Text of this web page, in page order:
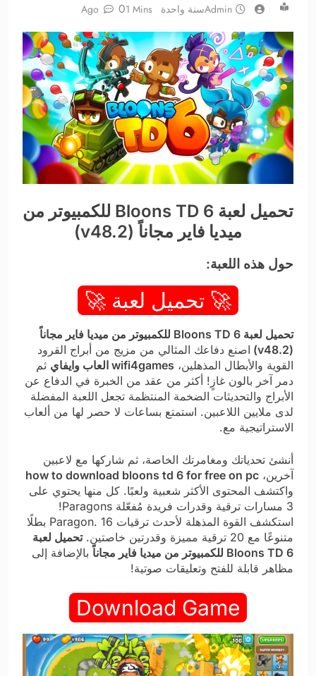
Adminسنة واحدة Ago 01 Mins
تحميل لعبة Bloons TD 6 للكمبيوتر من
ميديا فاير مجاناً (v48.2)
حول هذه اللعبة:
🚀 تحميل لعبة 🚀
تحميل لعبة Bloons TD 6 للكمبيوتر من ميديا فاير مجاناً
(v48.2)
اصنع دفاعك المثالي من مزيج من أبراج القرود
القوية والأبطال المذهلين، wifi4games العاب وايفاي
ثم
دمر آخر بالون غازٍ! أكثر من عقد من الخبرة في الدفاع عن
الأبراج والتحديثات الضخمة المنتظمة تجعل اللعبة المفضلة
لدى ملايين اللاعبين. استمتع بساعات لا حصر لها من ألعاب
الاستراتيجية مع.
أنشئ تحدياتك ومغامرتك الخاصة، ثم شاركها مع لاعبين
آخرين، how to download bloons td 6 for free on pc
واكتشف المحتوى الأكثر شعبية ولعبًا. كل منها يحتوي على
3 مسارات ترقية وقدرات فريدة مُفعّلة Paragons!
استكشف القوة المذهلة لأحدث ترقيات Paragon. 16 بطلًا
متنوعًا مع 20 ترقية مميزة وقدرتين خاصتين.
تحميل لعبة
Bloons TD 6 للكمبيوتر من ميديا فاير مجاناً
بالإضافة إلى
مظاهر قابلة للفتح وتعليقات صوتية!
Download Game